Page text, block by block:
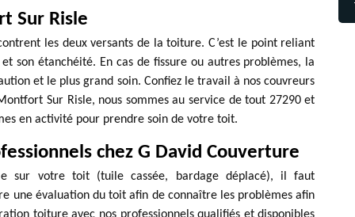
Sur Risle
les deux versants de la toiture. C’est le point reliant
son étanchéité. En cas de fissure ou autres problèmes, la
et le plus grand soin. Confiez le travail à nos couvreurs
Sur Risle, nous sommes au service de tout 27290 et
en activité pour prendre soin de votre toit.
chez G David Couverture
sur votre toit (tuile cassée, bardage déplacé), il faut
une évaluation du toit afin de connaître les problèmes afin